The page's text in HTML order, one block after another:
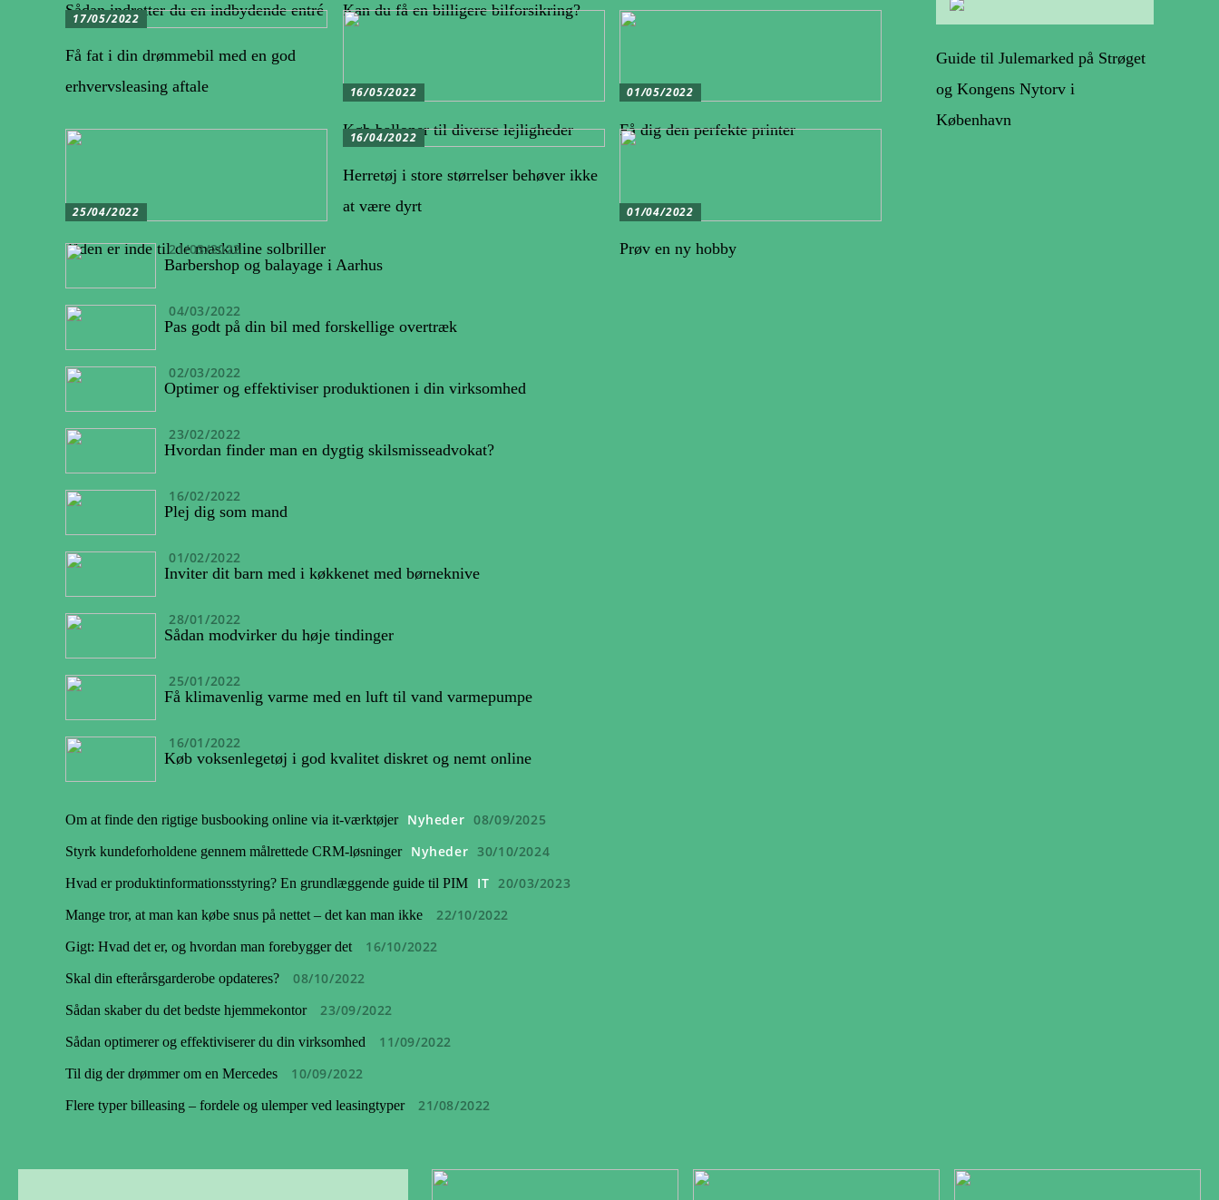
Sådan indretter du en indbydende entré Kan du få en billigere bilforsikring?
17/05/2022
Få fat i din drømmebil med en god
erhvervsleasing aftale
16/05/2022
Køb balloner til diverse lejligheder
01/05/2022
Få dig den perfekte printer
25/04/2022
Tiden er inde til de maskuline solbriller
16/04/2022
Herretøj i store størrelser behøver ikke
at være dyrt
01/04/2022
Prøv en ny hobby
21/03/2022
Barbershop og balayage i Aarhus
04/03/2022
Pas godt på din bil med forskellige overtræk
02/03/2022
Optimer og effektiviser produktionen i din virksomhed
23/02/2022
Hvordan finder man en dygtig skilsmisseadvokat?
16/02/2022
Plej dig som mand
01/02/2022
Inviter dit barn med i køkkenet med børneknive
28/01/2022
Sådan modvirker du høje tindinger
25/01/2022
Få klimavenlig varme med en luft til vand varmepumpe
16/01/2022
Køb voksenlegetøj i god kvalitet diskret og nemt online
Om at finde den rigtige busbooking online via it-værktøjer Nyheder 08/09/2025
Styrk kundeforholdene gennem målrettede CRM-løsninger Nyheder 30/10/2024
Hvad er produktinformationsstyring? En grundlæggende guide til PIM IT 20/03/2023
Mange tror, at man kan købe snus på nettet – det kan man ikke 22/10/2022
Gigt: Hvad det er, og hvordan man forebygger det 16/10/2022
Skal din efterårsgarderobe opdateres? 08/10/2022
Sådan skaber du det bedste hjemmekontor 23/09/2022
Sådan optimerer og effektiviserer du din virksomhed 11/09/2022
Til dig der drømmer om en Mercedes 10/09/2022
Flere typer billeasing – fordele og ulemper ved leasingtyper 21/08/2022
Guide til Julemarked på Strøget
og Kongens Nytorv i
København